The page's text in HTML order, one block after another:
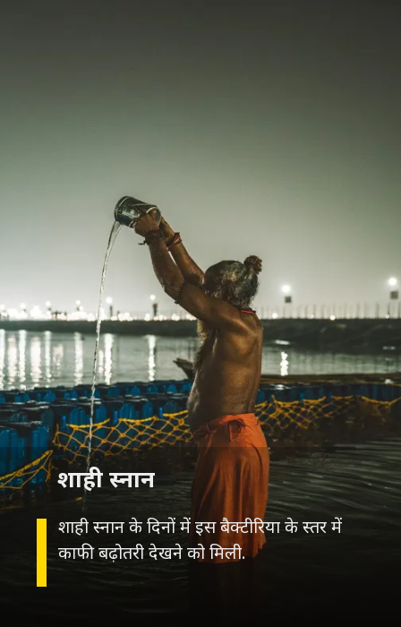
शाही स्नान के दिनों में इस बैक्टीरिया के स्तर में
काफी बढ़ोतरी देखने को मिली.
शाही स्नान